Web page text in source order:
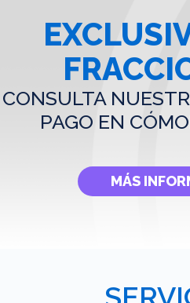
CONSULTA
PAGO EN
MÁS